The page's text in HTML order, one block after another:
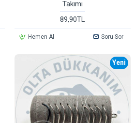
Takımı
89,90TL
Hemen Al Soru Sor
Yeni